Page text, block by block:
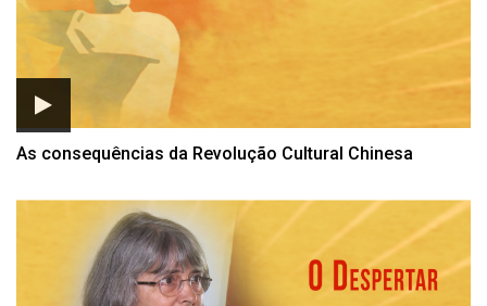
As consequências da Revolução Cultural Chinesa